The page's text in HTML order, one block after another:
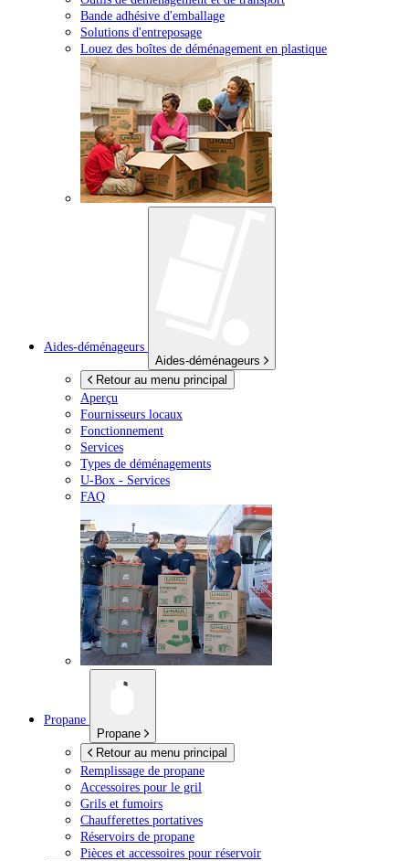
Bande adhésive d'emballage
Solutions d'entreposage
Louez des boîtes de déménagement en plastique
Aides-déménageurs
Aides-déménageurs
Retour au menu principal
Aperçu
Fournisseurs locaux
Fonctionnement
Services
Types de déménagements
U-Box - Services
FAQ
Propane
Propane
Retour au menu principal
Remplissage de propane
Accessoires pour le gril
Grils et fumoirs
Chaufferettes portatives
Réservoirs de propane
Pièces et accessoires pour réservoir